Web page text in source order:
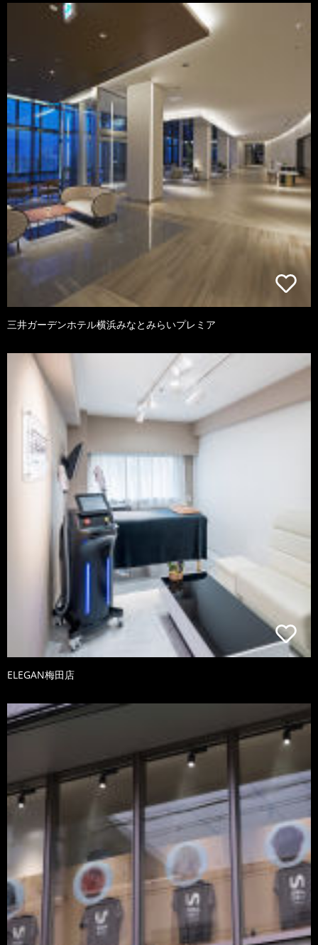
三井ガーデンホテル横浜みなとみらいプレミア
ELEGAN梅田店